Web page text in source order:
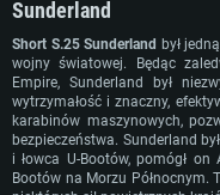
Minimalne
OS: Windows 10 (64 bit)
Procesor: Dual-Core 2.2 GHz
Pamięć: 4GB
Karta graficzna: Karta
GeForce GTX 660. Minimalna
Minimalne
OS: Mac OS Big Sur 11.0 lub
Procesor: Core i5, minimum
Pamięć: 6 GB
Karta graficzna: Intel Iris Pro
Minimalna rozdzielczość to
Minimalne
OS: Ostatnie wydania 64bit
Procesor: Dual-Core 2.4 GHz
Pamięć: 4 GB
Karta graficzna: NVIDIA 660
miesięcy) / podobna od AMD
Sunderland
Short S.25 Sunderland był
wojny światowej. Będąc
Empire, Sunderland był
wytrzymałość i znaczny,
karabinów maszynowych,
bezpieczeństwa. Sunderland
i łowca U-Bootów, pomógł
Bootów na Morzu Północnym.